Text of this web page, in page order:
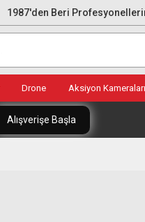
1987'den Beri
Drone Aksiyon Kameraları
Alışverişe Başla